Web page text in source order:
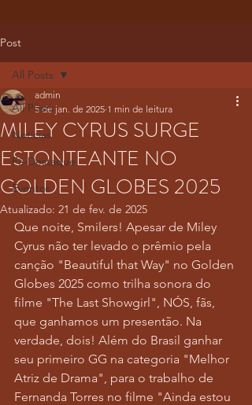
Post
All Posts
Notícias
Fã-Destaque
Eventos
All Posts
MILEY CYRUS SURGE
ESTONTEANTE NO
GOLDEN GLOBES 2025
admin
5 de jan. de 2025 1 min de leitura
Atualizado: 21 de fev. de 2025
Que noite, Smilers! Apesar de Miley
Cyrus não ter levado o prêmio pela
canção "Beautiful that Way" no Golden
Globes 2025 como trilha sonora do
filme "The Last Showgirl", NÓS, fãs,
que ganhamos um presentão. Na
verdade, dois! Além do Brasil ganhar
seu primeiro GG na categoria "Melhor
Atriz de Drama", para o trabalho de
Fernanda Torres no filme "Ainda estou